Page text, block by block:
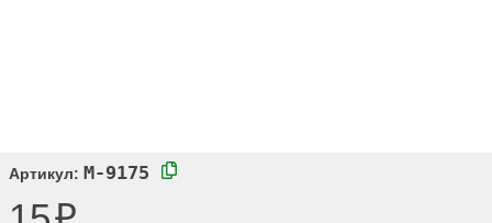
Артикул: M-9175